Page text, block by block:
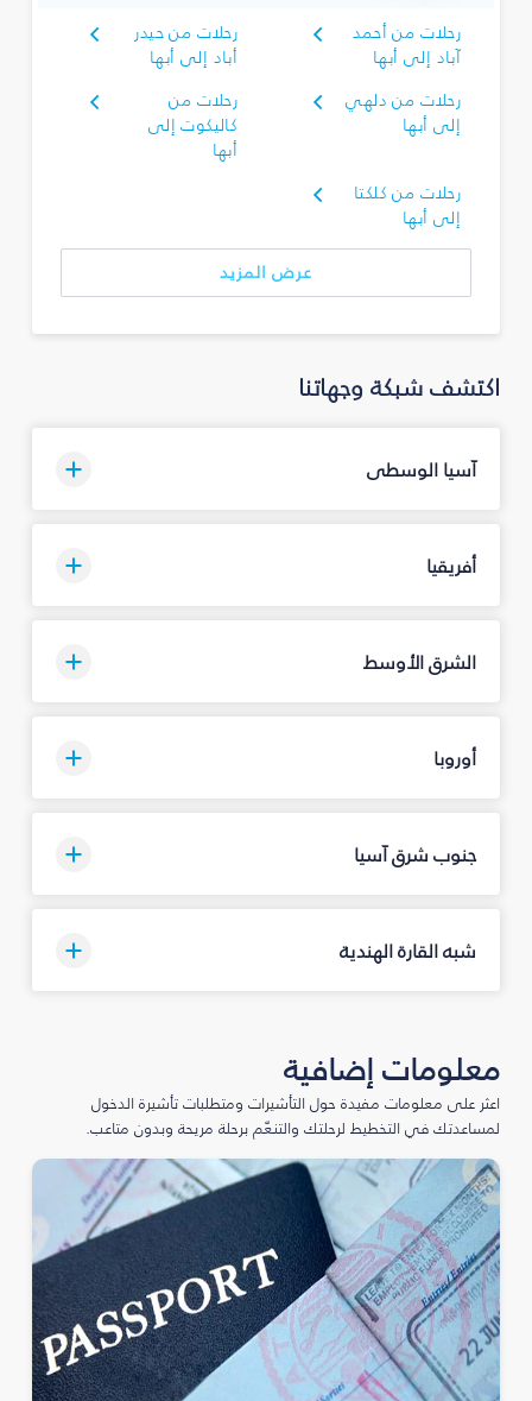
رحلات من أحمد
آباد إلى أبها
رحلات من حيدر
أباد إلى أبها
رحلات من دلهي
إلى أبها
رحلات من
كاليكوت إلى
أبها
رحلات من كلكتا
إلى أبها
عرض المزيد
اكتشف شبكة وجهاتنا
آسيا الوسطى
أفريقيا
الشرق الأوسط
أوروبا
جنوب شرق آسيا
شبه القارة الهندية
معلومات إضافية
اعثر على معلومات مفيدة حول التأشيرات ومتطلبات تأشيرة الدخول
لمساعدتك في التخطيط لرحلتك والتنعّم برحلة مريحة وبدون متاعب.